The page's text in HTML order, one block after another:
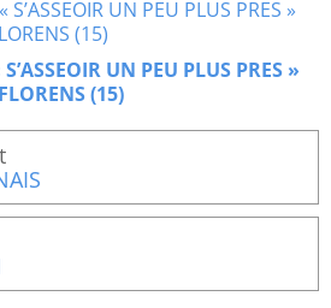
UN PEU PLUS PRES »
(15)